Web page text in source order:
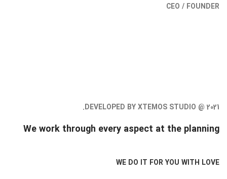
CEO / FOUNDER
DEVELOPED BY XTEMOS STUDIO @ 2021.
We work through every aspect at the planning
WE DO IT FOR YOU WITH LOVE